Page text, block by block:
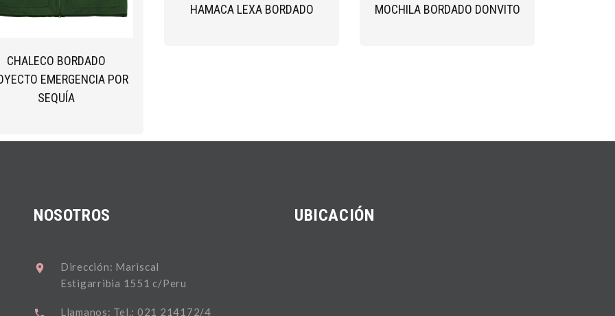
CHALECO BORDADO
EMERGENCIA POR
SEQUÍA
HAMACA LEXA BORDADO MOCHILA BORDADO DONVITO
NOSOTROS
Dirección: Mariscal
Estigarribia 1551 c/Peru
Llamanos: Tel.: 021 214172/4
UBICACIÓN